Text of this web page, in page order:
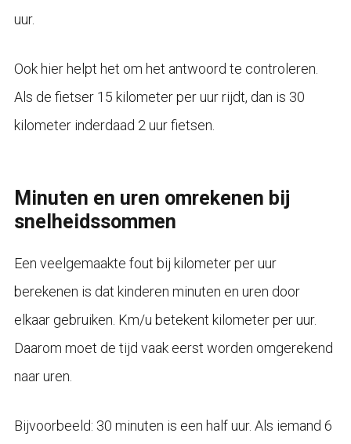
uur.
Ook hier helpt het om het antwoord te controleren.
Als de fietser 15 kilometer per uur rijdt, dan is 30
kilometer inderdaad 2 uur fietsen.
Minuten en uren omrekenen bij
snelheidssommen
Een veelgemaakte fout bij kilometer per uur
berekenen is dat kinderen minuten en uren door
elkaar gebruiken. Km/u betekent kilometer per uur.
Daarom moet de tijd vaak eerst worden omgerekend
naar uren.
Bijvoorbeeld: 30 minuten is een half uur. Als iemand 6